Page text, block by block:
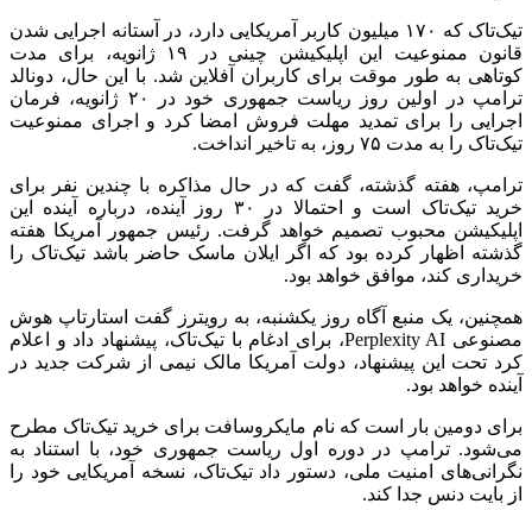
تیک‌تاک که ۱۷۰ میلیون کاربر آمریکایی دارد، در آستانه اجرایی شدن
قانون ممنوعیت این اپلیکیشن چینی در ۱۹ ژانویه، برای مدت
کوتاهی به طور موقت برای کاربران آفلاین شد. با این حال، دونالد
ترامپ در اولین روز ریاست جمهوری خود در ۲۰ ژانویه، فرمان
اجرایی را برای تمدید مهلت فروش امضا کرد و اجرای ممنوعیت
تیک‌تاک را به مدت ۷۵ روز، به تاخیر انداخت.
ترامپ، هفته گذشته، گفت که در حال مذاکره با چندین نفر برای
خرید تیک‌تاک است و احتمالا در ۳۰ روز آینده، درباره آینده این
اپلیکیشن محبوب تصمیم خواهد گرفت. رئیس جمهور آمریکا هفته
گذشته اظهار کرده بود که اگر ایلان ماسک حاضر باشد تیک‌تاک را
خریداری کند، موافق خواهد بود.
همچنین، یک منبع آگاه روز یکشنبه، به رویترز گفت استارتاپ هوش
مصنوعی Perplexity AI، برای ادغام با تیک‌تاک، پیشنهاد داد و اعلام
کرد تحت این پیشنهاد، دولت آمریکا مالک نیمی از شرکت جدید در
آینده خواهد بود.
برای دومین بار است که نام مایکروسافت برای خرید تیک‌تاک مطرح
می‌شود. ترامپ در دوره اول ریاست جمهوری خود، با استناد به
نگرانی‌های امنیت ملی، دستور داد تیک‌تاک، نسخه آمریکایی خود را
از بایت دنس جدا کند.